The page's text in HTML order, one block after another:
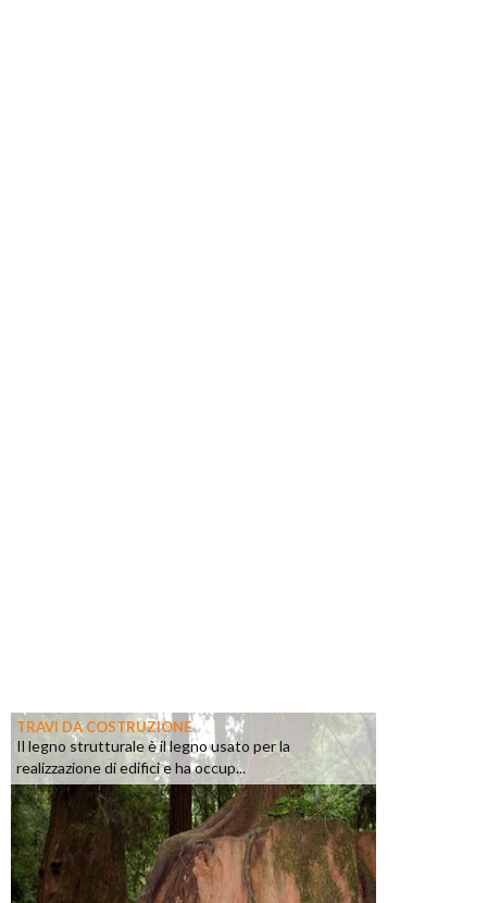
TRAVI DA COSTRUZIONE
Il legno strutturale è il legno usato per la
realizzazione di edifici e ha occup...